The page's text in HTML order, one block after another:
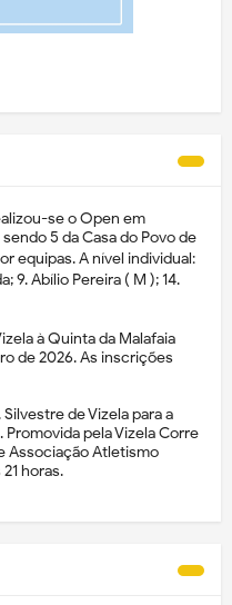
se o Open em
5 da Casa do Povo de
equipas. A nível individual:
9. Abílio Pereira ( M ); 14.
à Quinta da Malafaia
de 2026. As inscrições
Silvestre de Vizela para a
pela Vizela Corre
Associação Atletismo
horas.